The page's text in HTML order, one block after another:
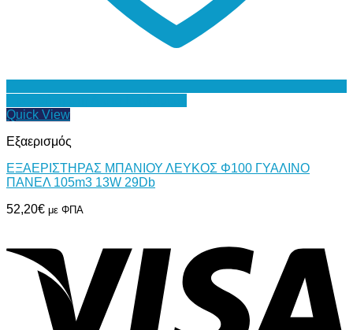
Quick View
Εξαερισμός
ΕΞΑΕΡΙΣΤΗΡΑΣ ΜΠΑΝΙΟΥ ΛΕΥΚΟΣ Φ100 ΓΥΑΛΙΝΟ
ΠΑΝΕΛ 105m3 13W 29Db
52,20€ με ΦΠΑ